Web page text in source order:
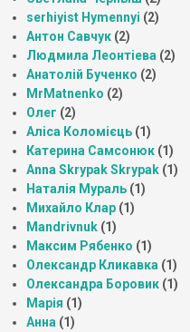
serhiyist Hymennyi (2)
Антон Савчук (2)
Людмила Леонтіева (2)
Анатолій Бученко (2)
MrMatnenko (2)
Олег (2)
Аліса Коломієць (1)
Катерина Самсонюк (1)
Anna Skrypak Skrypak (1)
Наталія Мураль (1)
Михайло Клар (1)
Mandrivnuk (1)
Максим Рябенко (1)
Олександр Кликавка (1)
Олександра Боровик (1)
Марія (1)
Анна (1)